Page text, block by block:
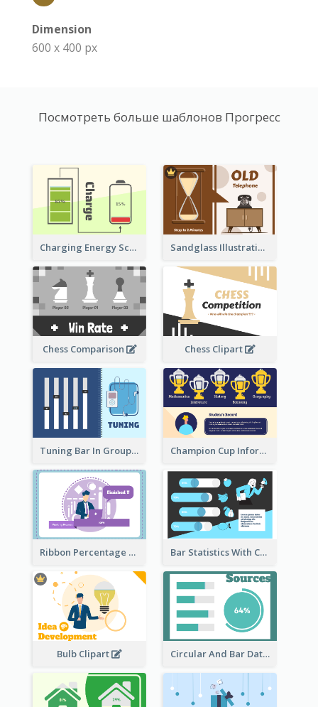
Dimension
600 x 400 px
Посмотреть больше шаблонов Прогресс
Charging Energy Schematic Diagram Sandglass Illustration About Telephone
Chess Comparison Chess Clipart
Tuning Bar In Groups Champion Cup Informative Record
Ribbon Percentage Measurement Bar Statistics With Comparison
Bulb Clipart Circular And Bar Data